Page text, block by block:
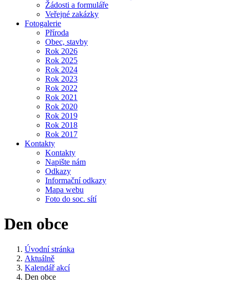
Žádosti a formuláře
Veřejné zakázky
Fotogalerie
Příroda
Obec, stavby
Rok 2026
Rok 2025
Rok 2024
Rok 2023
Rok 2022
Rok 2021
Rok 2020
Rok 2019
Rok 2018
Rok 2017
Kontakty
Kontakty
Napište nám
Odkazy
Informační odkazy
Mapa webu
Foto do soc. sítí
Den obce
Úvodní stránka
Aktuálně
Kalendář akcí
Den obce